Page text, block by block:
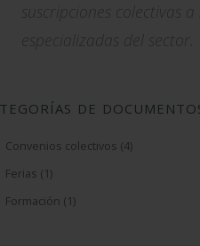
suscripciones colectivas a
especializadas del sector.
DE
Convenios colectivos (4)
Ferias (1)
Formación (1)